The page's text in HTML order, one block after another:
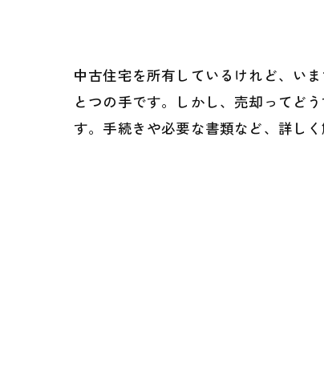
中古住宅を所有しているけれど、い
とつの手です。しかし、売却ってど
す。手続きや必要な書類など、詳し